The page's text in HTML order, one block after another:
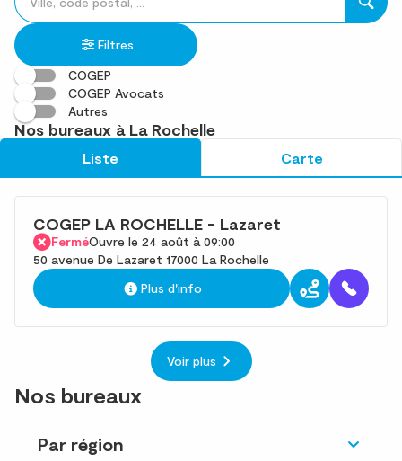
un
établissement
renseigner
une
adresse
résultat(s)
trouvé(s)
Filtres
COGEP
COGEP Avocats
Autres
Nos bureaux à La Rochelle
Liste Carte
COGEP LA ROCHELLE - Lazaret
FerméOuvre le 24 août à 09:00
50 avenue De Lazaret 17000 La Rochelle
Plus d'info
Voir plus
Nos bureaux
Par région